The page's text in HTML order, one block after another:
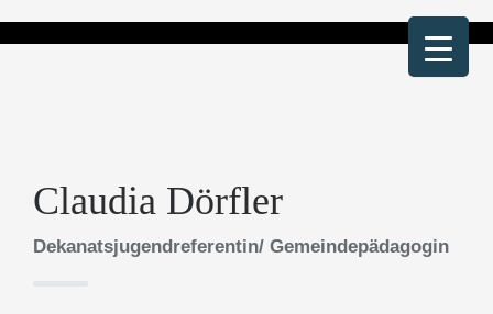
Inhalt
Claudia Dörfler
Dekanatsjugendreferentin/ Gemeindepädagogin